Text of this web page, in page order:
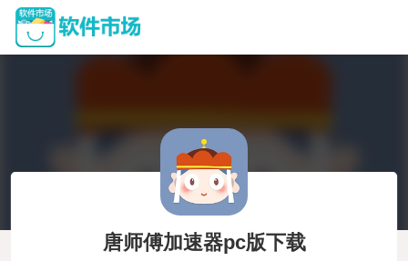
唐师傅加速器pc版下载